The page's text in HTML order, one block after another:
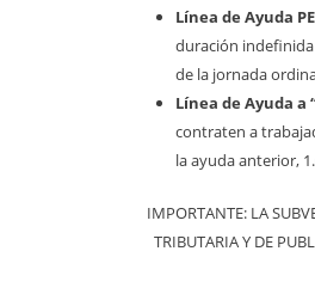
Línea de Ayuda
duración
de la jornada
Línea de Ayuda a
contraten a
la ayuda anterior,
IMPORTANTE: LA
TRIBUTARIA Y DE